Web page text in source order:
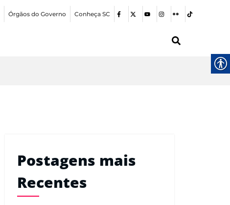
Órgãos do Governo Conheça SC
Postagens mais
Recentes